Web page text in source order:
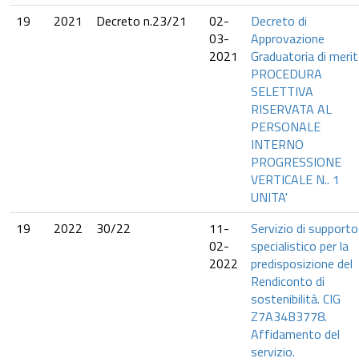
19
2021 Decreto n.23/21
02-
03-
2021
Decreto di
Approvazione
Graduatoria di
PROCEDURA
SELETTIVA
RISERVATA AL
PERSONALE
INTERNO
PROGRESSIONE
VERTICALE N.. 1
UNITA'
19
2022 30/22
11-
02-
2022
Servizio di supporto
specialistico per la
predisposizione del
Rendiconto di
sostenibilità. CIG
Z7A34B3778.
Affidamento del
servizio.